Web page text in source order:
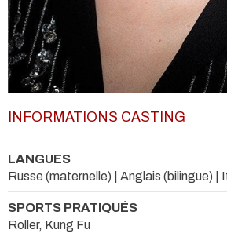
INFORMATIONS CASTING
LANGUES
Russe (maternelle) | Anglais (bilingue) |
SPORTS PRATIQUÉS
Roller, Kung Fu